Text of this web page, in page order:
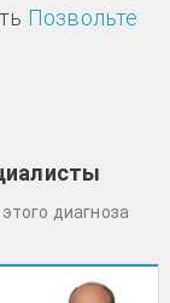
Позвольте
диагноза